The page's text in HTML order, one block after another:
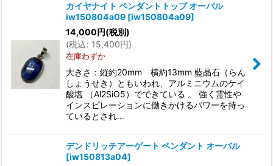
カイヤナイト ペンダントトップ オーバル
iw150804a09 [iw150804a09]
14,000円(税別)
(税込: 15,400円)
在庫わずか
大きさ：縦約20mm 横約13mm 藍晶石（らん
しょうせき）ともいわれ、アルミニウムのケイ
酸塩 （Al2SiO5）でできている 。 強く霊性や
インスピレーションに働きかけるパワーを持っ
ているとされ…
デンドリッチアーゲート ペンダント オーバル
[iw150813a04]